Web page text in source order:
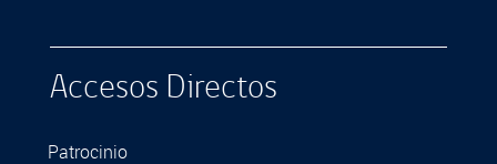
Accesos Directos
Patrocinio